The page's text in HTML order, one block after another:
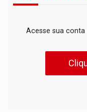
Acesse sua